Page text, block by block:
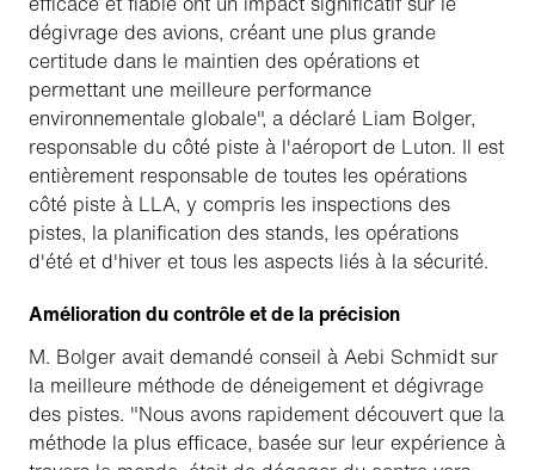
dégivrage des avions, créant une plus grande
certitude dans le maintien des opérations et
permettant une meilleure performance
environnementale globale", a déclaré Liam Bolger,
responsable du côté piste à l'aéroport de Luton. Il est
entièrement responsable de toutes les opérations
côté piste à LLA, y compris les inspections des
pistes, la planification des stands, les opérations
d'été et d'hiver et tous les aspects liés à la sécurité.
Amélioration du contrôle et de la précision
M. Bolger avait demandé conseil à Aebi Schmidt sur
la meilleure méthode de déneigement et dégivrage
des pistes. "Nous avons rapidement découvert que la
méthode la plus efficace, basée sur leur expérience à